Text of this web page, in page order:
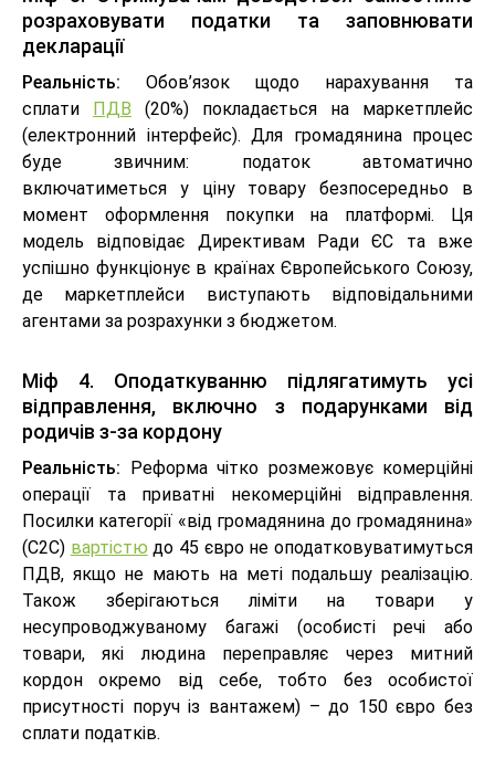
розраховувати податки та заповнювати
декларації
Реальність: Обов’язок щодо нарахування та
сплати ПДВ (20%) покладається на маркетплейс
(електронний інтерфейс). Для громадянина процес
буде звичним: податок автоматично
включатиметься у ціну товару безпосередньо в
момент оформлення покупки на платформі. Ця
модель відповідає Директивам Ради ЄС та вже
успішно функціонує в країнах Європейського Союзу,
де маркетплейси виступають відповідальними
агентами за розрахунки з бюджетом.
Міф 4. Оподаткуванню підлягатимуть усі
відправлення, включно з подарунками від
родичів з-за кордону
Реальність: Реформа чітко розмежовує комерційні
операції та приватні некомерційні відправлення.
Посилки категорії «від громадянина до громадянина»
(C2C) вартістю до 45 євро не оподатковуватимуться
ПДВ, якщо не мають на меті подальшу реалізацію.
Також зберігаються ліміти на товари у
несупроводжуваному багажі (особисті речі або
товари, які людина переправляє через митний
кордон окремо від себе, тобто без особистої
присутності поруч із вантажем) – до 150 євро без
сплати податків.